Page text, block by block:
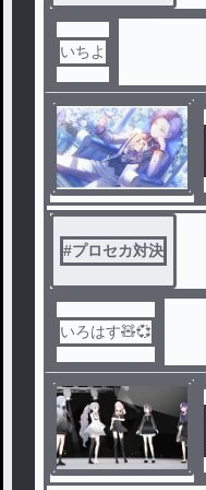
いちよ
#プロセカ対決
いろはす🧸💞